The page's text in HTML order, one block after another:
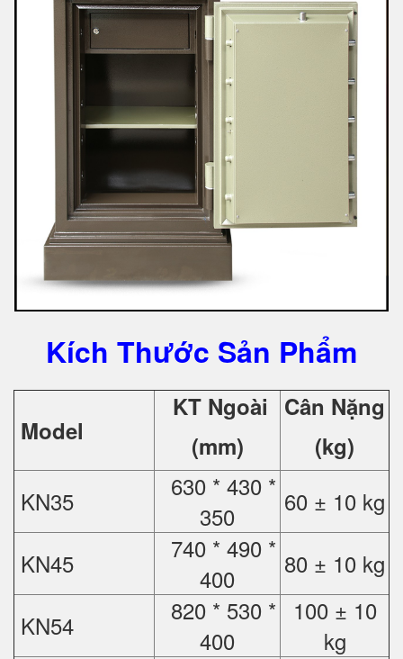
Kích Thước Sản Phẩm
Model
KT Ngoài
(mm)
Cân Nặng
(kg)
KN35
630 * 430 *
350
60 ± 10 kg
KN45
740 * 490 *
400
80 ± 10 kg
KN54
820 * 530 *
400
100 ± 10
kg